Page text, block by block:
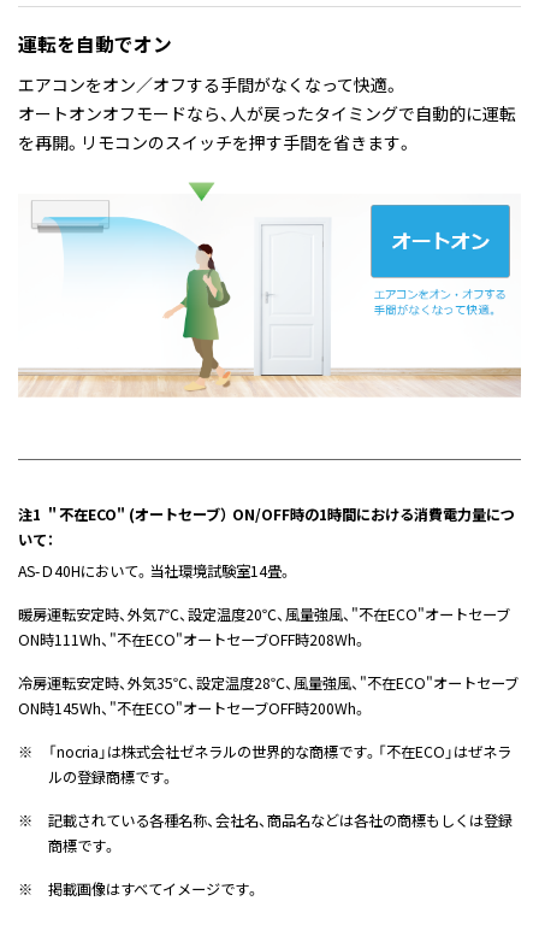
運転を自動でオン
エアコンをオン／オフする手間がなくなって快適。
オートオンオフモードなら、人が戻ったタイミングで自動的に運転
を再開。リモコンのスイッチを押す手間を省きます。
注1 ＂不在ECO" (オートセーブ） ON/OFF時の1時間における消費電力量につ
いて：
AS-Ｄ40Hにおいて。当社環境試験室14畳。
暖房運転安定時、外気7℃、設定温度20℃、風量強風、"不在ECO"オートセーブ
ON時111Wh、"不在ECO"オートセーブOFF時208Wh。
冷房運転安定時、外気35℃、設定温度28℃、風量強風、"不在ECO"オートセーブ
ON時145Wh、"不在ECO"オートセーブOFF時200Wh。
※
「nocria」は株式会社ゼネラルの世界的な商標です。「不在ECO」はぜネラ
ルの登録商標です。
※
記載されている各種名称、会社名、商品名などは各社の商標もしくは登録
商標です。
※
掲載画像はすべてイメージです。